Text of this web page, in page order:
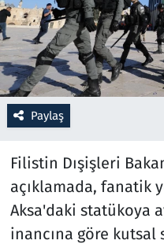
Paylaş
Filistin Dışişleri
açıklamada, fanatik
Aksa'daki statükoya
inancına göre kutsal
Sağlık
Savunma Sanayi
Seçim 2023
Teknoloji ve Bilim
Televizyon